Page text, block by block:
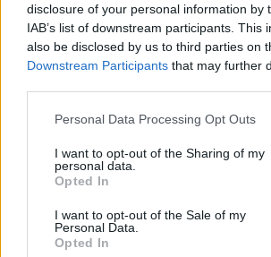
disclosure of your personal information by
IAB’s list of downstream participants. This
also be disclosed by us to third parties on
Downstream Participants that may further
Personal Data Processing Opt Outs
I want to opt-out of the Sharing of my
personal data.
Opted In
I want to opt-out of the Sale of my
Personal Data.
Opted In
ad
Pentru buna înțelegere a meciului
menționăm câteva cifre: posesia mingii –